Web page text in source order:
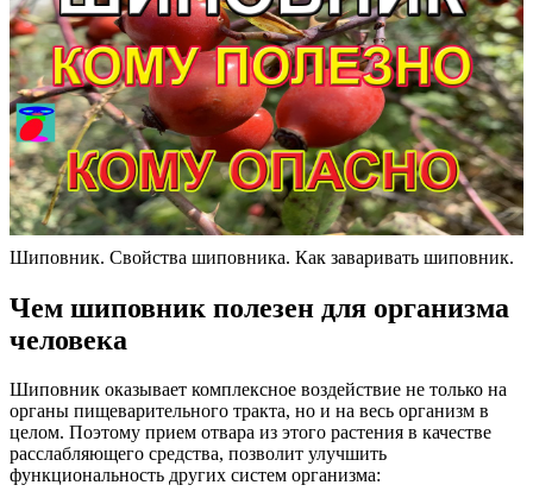
Шиповник. Свойства шиповника. Как заваривать шиповник.
Чем шиповник полезен для организма
человека
Шиповник оказывает комплексное воздействие не только на
органы пищеварительного тракта, но и на весь организм в
целом. Поэтому прием отвара из этого растения в качестве
расслабляющего средства, позволит улучшить
функциональность других систем организма: